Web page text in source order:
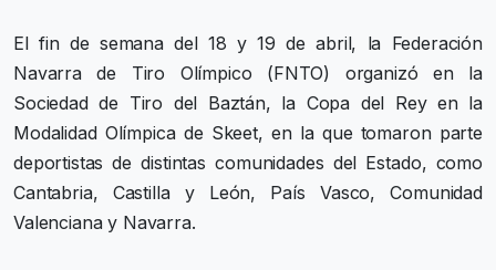
El fin de semana del 18 y 19 de abril, la Federación
Navarra de Tiro Olímpico (FNTO) organizó en la
Sociedad de Tiro del Baztán, la Copa del Rey en la
Modalidad Olímpica de Skeet, en la que tomaron parte
deportistas de distintas comunidades del Estado, como
Cantabria, Castilla y León, País Vasco, Comunidad
Valenciana y Navarra.